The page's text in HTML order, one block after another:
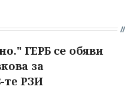
ГЕРБ се обяви
за
те РЗИ